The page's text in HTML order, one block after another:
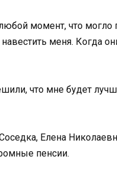
момент, что могло
меня. Когда
что мне будет
Елена
пенсии.